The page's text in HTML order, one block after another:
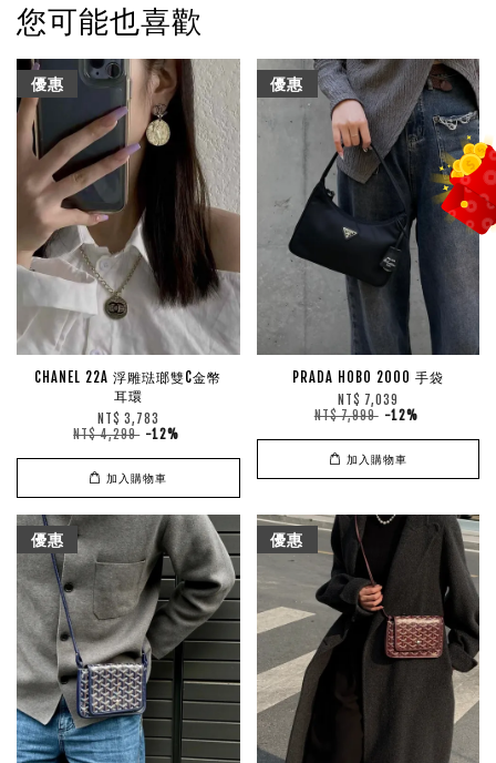
您可能也喜歡
優惠
CHANEL 22A 浮雕琺瑯雙C金幣
耳環
NT$ 3,783
NT$ 4,299 -12%
加入購物車
優惠
PRADA HOBO 2000 手袋
NT$ 7,039
NT$ 7,999 -12%
加入購物車
優惠 優惠